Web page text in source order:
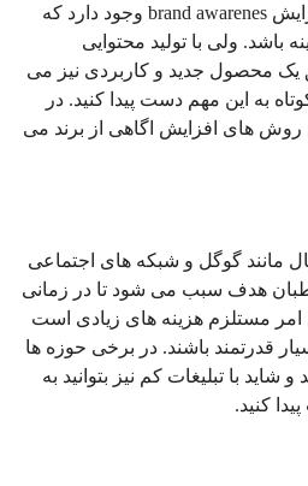
روش های متعددی برای افزایش brand awarenes وجود دارد که
باشد. ولی با تولید محتوایی
یک محصول جدید و کاربردی نیز می
به این مهم دست پیدا کنید. در
روش های افزایش اگاهی از برند می
مانند گوگل و شبکه های اجتماعی
هدف سبب می شود تا در زمانی
امر مستلزم هزینه های زیادی است
قدرتمند باشند. در برخی حوزه ها
شاید با تبلیغات کم نیز بتوانید به
کنید.